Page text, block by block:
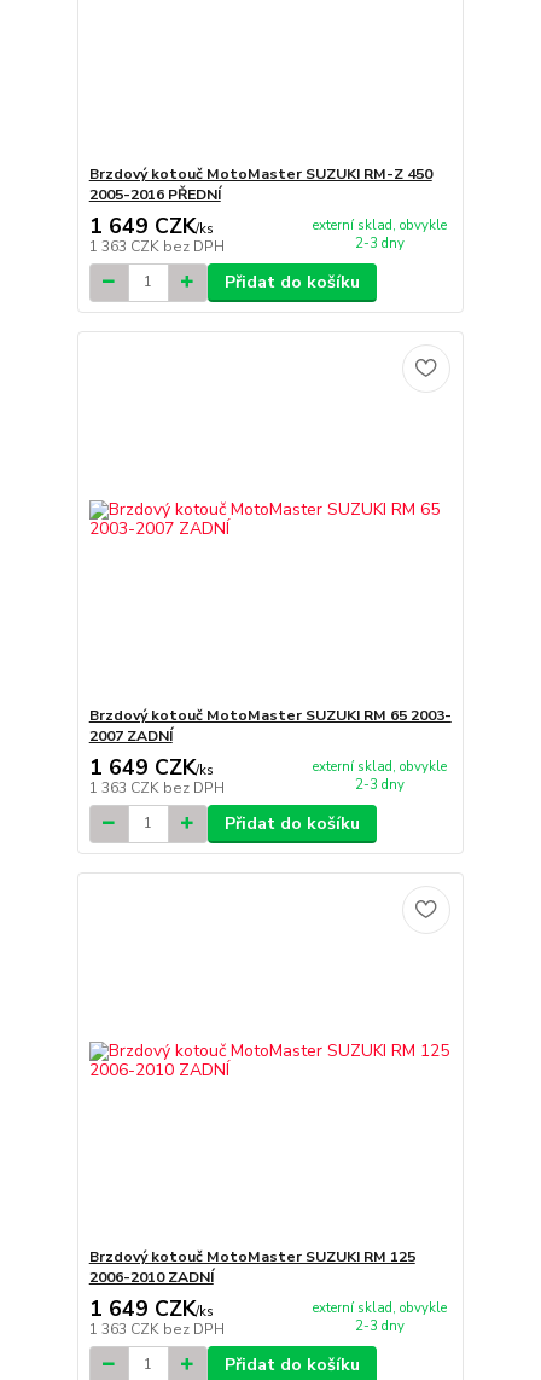
Brzdový kotouč MotoMaster SUZUKI RM-Z 450
2005-2016 PŘEDNÍ
1 649 CZK/ks
1 363 CZK bez DPH
externí sklad, obvykle
2-3 dny
Přidat do košíku
Brzdový kotouč MotoMaster SUZUKI RM 65 2003-
2007 ZADNÍ
1 649 CZK/ks
1 363 CZK bez DPH
externí sklad, obvykle
2-3 dny
Přidat do košíku
Brzdový kotouč MotoMaster SUZUKI RM 125
2006-2010 ZADNÍ
1 649 CZK/ks
1 363 CZK bez DPH
externí sklad, obvykle
2-3 dny
Přidat do košíku